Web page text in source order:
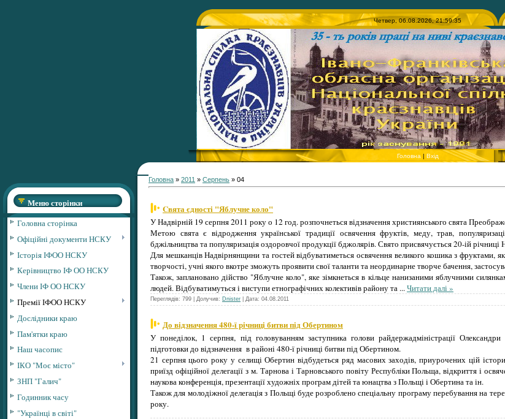
Четвер, 06.08.2026, 21:59:35
Головна | Вхід
Меню сторінки
Головна сторінка
Офіційні документи НСКУ
Історія ІФОО НСКУ
Керівництво ІФ ОО НСКУ
Члени ІФ ОО НСКУ
Премії ІФОО НСКУ
Дослідники краю
Пам'ятки краю
Наш часопис
ІКО "Моє місто"
ЗНП "Галич"
Годинник часу
"Українці в світі"
Головна » 2011 » Серпень » 04
Cвята єдності "Яблучне коло"
У Надвірній 19 серпня 2011 року о 12 год. розпочнеться відзначення християнського свята
Метою свята є відродження української традиції освячення фруктів, меду, трав,
бджільництва та популяризація оздоровчої продукції бджолярів. Свято присвячується 20-ій річниці
Для мешканців Надвірнянщини та гостей відбуватиметься освячення великого кошика з фруктами,
творчості, учні якого вкотре зможуть проявити свої таланти та неординарне творче бачення,
Також, заплановано дійство "Яблучне коло", яке зімкнеться в кільце нанизаними яблучними
людей. Відбуватимуться і виступи етнографічних колективів району та ...Читати далі »
Переглядів: 799 | Долучив: Dnister | Дата: 04.08.2011
До відзначення 480-ї річниці битви під Обертином
У понеділок, 1 серпня, під головуванням заступника голови райдержадміністрації Олександри
підготовки до відзначення в районі 480-ї річниці битви під Обертином.
21 серпня цього року у селищі Обертин відбудеться ряд масових заходів, приурочених цій
приїзд офіційної делегації з м. Тарнова і Тарновського повіту Республіки Польща, відкриття і
наукова конференція, презентації художніх програм дітей та юнацтва з Польщі і Обертина та ін.
Також для молодіжної делегація з Польщі буде розроблено спеціальну програму перебування на
року.